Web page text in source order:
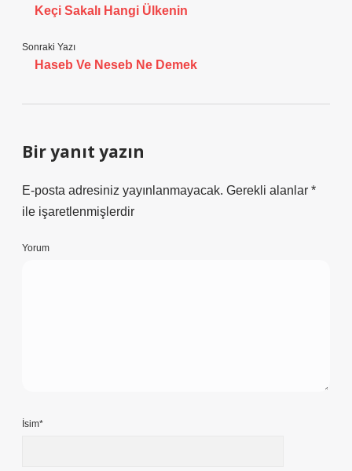
Keçi Sakalı Hangi Ülkenin
Sonraki Yazı
Haseb Ve Neseb Ne Demek
Bir yanıt yazın
E-posta adresiniz yayınlanmayacak. Gerekli alanlar *
ile işaretlenmişlerdir
Yorum
İsim*